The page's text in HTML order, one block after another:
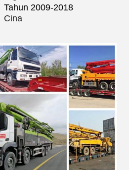
Tahun 2009-2018
Cina